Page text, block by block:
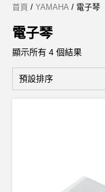
首頁 / YAMAHA / 電子琴
電子琴
顯示所有 4 個結果